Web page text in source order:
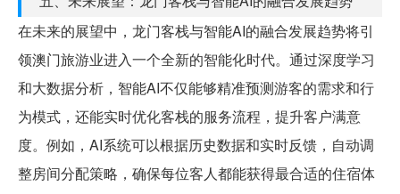
在未来的展望中，龙门客栈与智能AI的融合发展趋势将引
领澳门旅游业进入一个全新的智能化时代。通过深度学习
和大数据分析，智能AI不仅能够精准预测游客的需求和行
为模式，还能实时优化客栈的服务流程，提升客户满意
度。例如，AI系统可以根据历史数据和实时反馈，自动调
整房间分配策略，确保每位客人都能获得最合适的住宿体